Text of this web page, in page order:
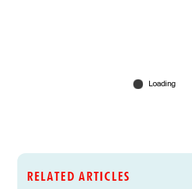
RELATED ARTICLES